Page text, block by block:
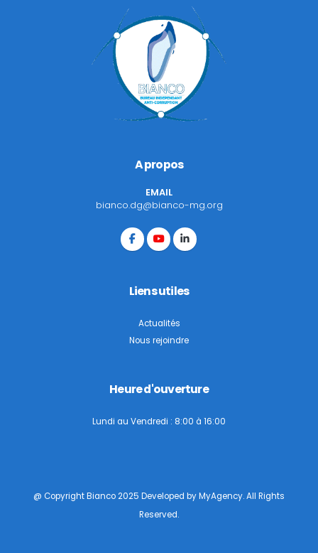
A propos
EMAIL
bianco.dg@bianco-mg.org
Liens utiles
Actualités
Nous rejoindre
Heure d'ouverture
Lundi au Vendredi : 8:00 à 16:00
@ Copyright Bianco 2025 Developed byMyAgency. All Rights
Reserved.